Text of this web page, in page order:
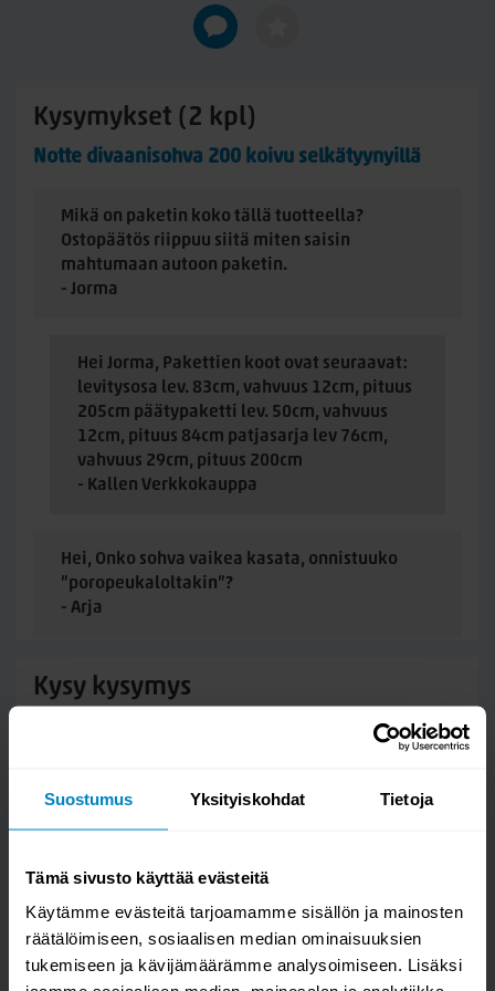
Suostumus Yksityiskohdat Tietoja
Tämä sivusto käyttää evästeitä
Käytämme evästeitä tarjoamamme sisällön ja mainosten
räätälöimiseen, sosiaalisen median ominaisuuksien
tukemiseen ja kävijämäärämme analysoimiseen. Lisäksi
Vältä sijoittamasta kalustetta suoraan auringonpaisteeseen tai
aivan lämpöpatterin, takan tai muun voimakkaan
Hoito-ohjeet
Pyyhi pnnat pehmeällä kostealla liinalla ja miedolla
Vältä voimakkaita kemikaaleja, kuumia esineitä ja
pitkäaikaista kosteutta.
Valmistettu Suomessa – Kiteellä jo yli 100 vuoden
kokemuksella
Yrityksen juuret ulottuvat vuoteen 1920, ja perheomisteinen
yritys on yksi Suomen tunnetuimmista koivuhuonekalujen
valmistajista. Tuotteet valmistetaan kestävästä
massiivikoivusta vastuullisesti hankituista materiaaleista.
Kysymykset (2 kpl)
Notte divaanisohva 200 koivu selkätyynyillä
Mikä on paketin koko tällä tuotteella?
Ostopäätös riippuu siitä miten saisin
mahtumaan autoon paketin.
- Jorma
Hei Jorma, Pakettien koot ovat seuraavat:
levitysosa lev. 83cm, vahvuus 12cm, pituus
205cm päätypaketti lev. 50cm, vahvuus
12cm, pituus 84cm patjasarja lev 76cm,
vahvuus 29cm, pituus 200cm
- Kallen Verkkokauppa
Hei, Onko sohva vaikea kasata, onnistuuko
”poropeukaloltakin”?
- Arja
Hei Arja, Notte divaanisohvassa,
levitysosaan tulee kiinnittää jalat,
kokoaminen.
- Kallen Kaluste verkkokauppa
Kysy kysymys
Notte divaanisohva 200 koivu selkätyynyillä